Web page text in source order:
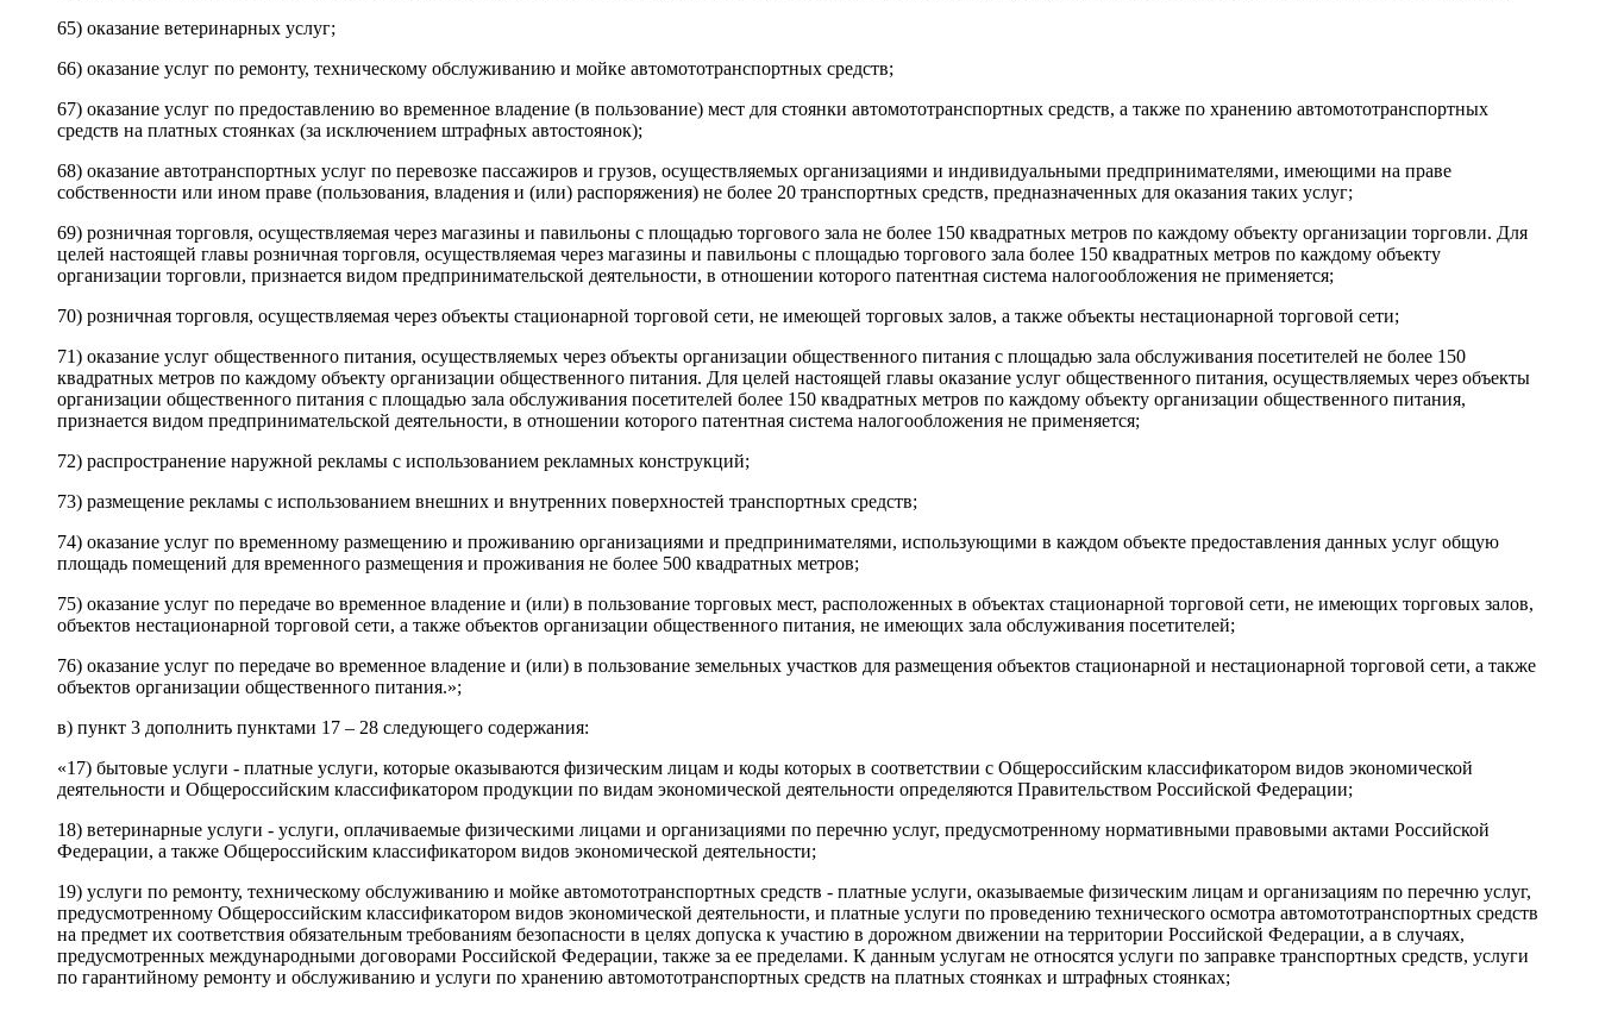
65) оказание ветеринарных услуг;
66) оказание услуг по ремонту, техническому обслуживанию и мойке автомототранспортных средств;
67) оказание услуг по предоставлению во временное владение (в пользование) мест для стоянки автомототранспортных средств, а также по хранению автомототранспортных
средств на платных стоянках (за исключением штрафных автостоянок);
68) оказание автотранспортных услуг по перевозке пассажиров и грузов, осуществляемых организациями и индивидуальными предпринимателями, имеющими на праве
собственности или ином праве (пользования, владения и (или) распоряжения) не более 20 транспортных средств, предназначенных для оказания таких услуг;
69) розничная торговля, осуществляемая через магазины и павильоны с площадью торгового зала не более 150 квадратных метров по каждому объекту организации торговли. Для
целей настоящей главы розничная торговля, осуществляемая через магазины и павильоны с площадью торгового зала более 150 квадратных метров по каждому объекту
организации торговли, признается видом предпринимательской деятельности, в отношении которого патентная система налогообложения не применяется;
70) розничная торговля, осуществляемая через объекты стационарной торговой сети, не имеющей торговых залов, а также объекты нестационарной торговой сети;
71) оказание услуг общественного питания, осуществляемых через объекты организации общественного питания с площадью зала обслуживания посетителей не более 150
квадратных метров по каждому объекту организации общественного питания. Для целей настоящей главы оказание услуг общественного питания, осуществляемых через объекты
организации общественного питания с площадью зала обслуживания посетителей более 150 квадратных метров по каждому объекту организации общественного питания,
признается видом предпринимательской деятельности, в отношении которого патентная система налогообложения не применяется;
72) распространение наружной рекламы с использованием рекламных конструкций;
73) размещение рекламы с использованием внешних и внутренних поверхностей транспортных средств;
74) оказание услуг по временному размещению и проживанию организациями и предпринимателями, использующими в каждом объекте предоставления данных услуг общую
площадь помещений для временного размещения и проживания не более 500 квадратных метров;
75) оказание услуг по передаче во временное владение и (или) в пользование торговых мест, расположенных в объектах стационарной торговой сети, не имеющих торговых залов,
объектов нестационарной торговой сети, а также объектов организации общественного питания, не имеющих зала обслуживания посетителей;
76) оказание услуг по передаче во временное владение и (или) в пользование земельных участков для размещения объектов стационарной и нестационарной торговой сети, а также
объектов организации общественного питания.»;
в) пункт 3 дополнить пунктами 17 – 28 следующего содержания:
«17) бытовые услуги - платные услуги, которые оказываются физическим лицам и коды которых в соответствии с Общероссийским классификатором видов экономической
деятельности и Общероссийским классификатором продукции по видам экономической деятельности определяются Правительством Российской Федерации;
18) ветеринарные услуги - услуги, оплачиваемые физическими лицами и организациями по перечню услуг, предусмотренному нормативными правовыми актами Российской
Федерации, а также Общероссийским классификатором видов экономической деятельности;
19) услуги по ремонту, техническому обслуживанию и мойке автомототранспортных средств - платные услуги, оказываемые физическим лицам и организациям по перечню услуг,
предусмотренному Общероссийским классификатором видов экономической деятельности, и платные услуги по проведению технического осмотра автомототранспортных средств
на предмет их соответствия обязательным требованиям безопасности в целях допуска к участию в дорожном движении на территории Российской Федерации, а в случаях,
предусмотренных международными договорами Российской Федерации, также за ее пределами. К данным услугам не относятся услуги по заправке транспортных средств, услуги
по гарантийному ремонту и обслуживанию и услуги по хранению автомототранспортных средств на платных стоянках и штрафных стоянках;